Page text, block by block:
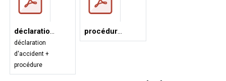
déclaration d'accident
déclaration
d'accident +
procédure
procédure à suivre en cas d'accident